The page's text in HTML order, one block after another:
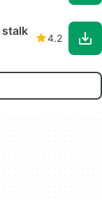
stalk
4.2